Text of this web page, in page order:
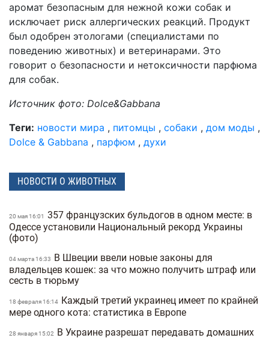
аромат безопасным для нежной кожи собак и
исключает риск аллергических реакций. Продукт
был одобрен этологами (специалистами по
поведению животных) и ветеринарами. Это
говорит о безопасности и нетоксичности парфюма
для собак.
Источник фото: Dolce&Gabbana
Теги: новости мира , питомцы , собаки , дом моды ,
Dolce & Gabbana , парфюм , духи
НОВОСТИ О ЖИВОТНЫХ
20 мая 16:01
357 французских бульдогов в одном месте: в
Одессе установили Национальный рекорд Украины
(фото)
04 марта 16:33
В Швеции ввели новые законы для
владельцев кошек: за что можно получить штраф или
сесть в тюрьму
18 февраля 16:14
Каждый третий украинец имеет по крайней
мере одного кота: статистика в Европе
28 января 15:02
В Украине разрешат передавать домашних